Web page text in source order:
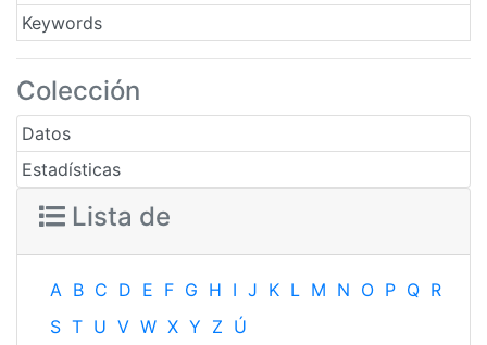
Keywords
Colección
Datos
Estadísticas
Lista de
A B C D E F G H I J K L M N O P Q R
S T U V W X Y Z Ú